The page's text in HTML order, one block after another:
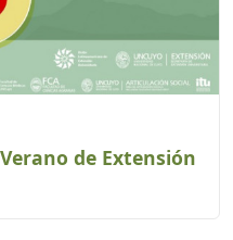
de Extensión